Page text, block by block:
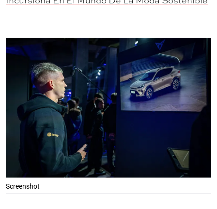
Screenshot